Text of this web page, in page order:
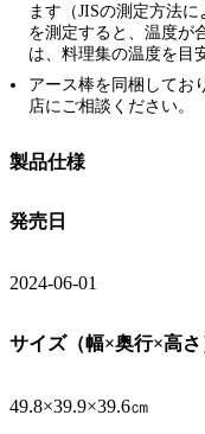
ます（JISの測定方法
を測定すると、温度が
は、料理集の温度を目
アース棒を同梱してお
店にご相談ください。
製品仕様
発売日
2024-06-01
サイズ（幅×奥行×高さ
49.8×39.9×39.6㎝